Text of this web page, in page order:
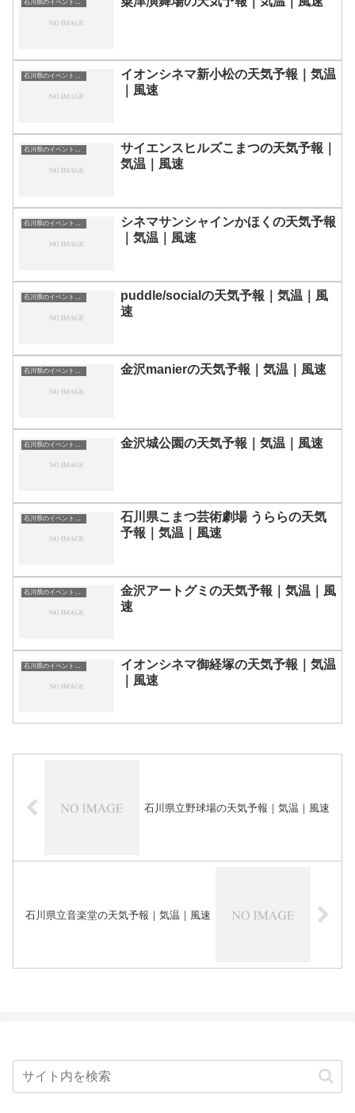
石川県のイベント会場一覧
石川県のイベント会場一覧
イオンシネマ新小松の天気予報｜気温
｜風速
石川県のイベント会場一覧
サイエンスヒルズこまつの天気予報｜
気温｜風速
石川県のイベント会場一覧
シネマサンシャインかほくの天気予報
｜気温｜風速
石川県のイベント会場一覧
puddle/socialの天気予報｜気温｜風
速
石川県のイベント会場一覧 金沢manierの天気予報｜気温｜風速
石川県のイベント会場一覧 金沢城公園の天気予報｜気温｜風速
石川県こまつ芸術劇場 うららの天気
予報｜気温｜風速
金沢アートグミの天気予報｜気温｜風
速
イオンシネマ御経塚の天気予報｜気温
｜風速
石川県立野球場の天気予報｜気温｜風速
石川県立音楽堂の天気予報｜気温｜風速